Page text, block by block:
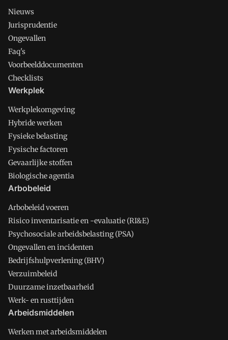
Nieuws
Jurisprudentie
Ongevallen
Faq's
Voorbeelddocumenten
Checklists
Werkplek
Werkplekomgeving
Hybride werken
Fysieke belasting
Fysische factoren
Gevaarlijke stoffen
Biologische agentia
Arbobeleid
Arbobeleid voeren
Risico inventarisatie en -evaluatie (RI&E)
Psychosociale arbeidsbelasting (PSA)
Ongevallen en incidenten
Bedrijfshulpverlening (BHV)
Verzuimbeleid
Duurzame inzetbaarheid
Werk- en rusttijden
Arbeidsmiddelen
Werken met arbeidsmiddelen